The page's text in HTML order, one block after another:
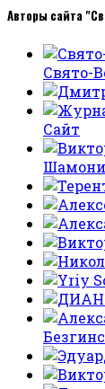
Авторы сайта
Свято-
Сайт